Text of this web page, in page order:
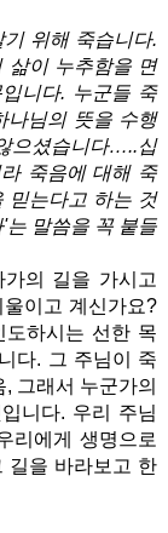
위해 죽습니다.
삶이 누추함을 면
니다. 누군들 죽
나님의 뜻을 수행
으셨습니다…..십
죽음에 대해 죽
믿는다고 하는 것
는 말씀을 꼭 붙들
의 길을 가시고
이고 계신가요?
도하시는 선한 목
다. 그 주님이 죽
그래서 누군가의
니다. 우리 주님
리에게 생명으로
길을 바라보고 한